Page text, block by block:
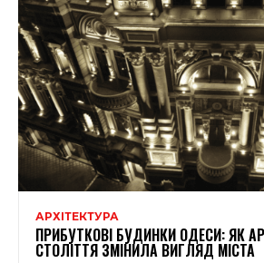
АРХІТЕКТУРА
ПРИБУТКОВІ БУДИНКИ ОДЕСИ: ЯК
СТОЛІТТЯ ЗМІНИЛА ВИГЛЯД МІСТА